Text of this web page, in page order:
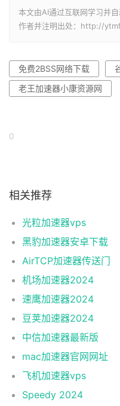
本文由AI通过互联网学习并
作者并注明出处：http://
免费2BSS网络下载
老王加速器小康资源网
0
相关推荐
光粒加速器vps
黑豹加速器安卓下载
AirTCP加速器传送门
机场加速器2024
速鹰加速器2024
豆荚加速器2024
中信加速器最新版
mac加速器官网网址
飞机加速器vps
Speedy 2024